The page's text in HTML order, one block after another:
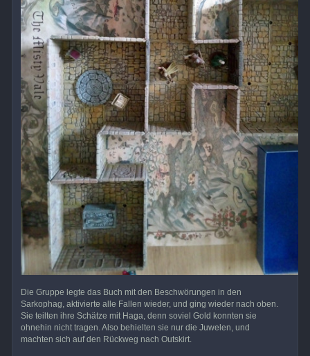
Die Gruppe legte das Buch mit den Beschwörungen in den
Sarkophag, aktivierte alle Fallen wieder, und ging wieder nach oben.
Sie teilten ihre Schätze mit Haga, denn soviel Gold konnten sie
ohnehin nicht tragen. Also behielten sie nur die Juwelen, und
machten sich auf den Rückweg nach Outskirt.